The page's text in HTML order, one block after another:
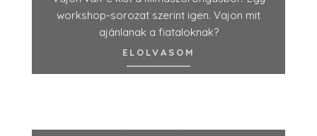
workshop-sorozat szerint igen. Vajon mit
ajánlanak a fiataloknak?
ELOLVASOM